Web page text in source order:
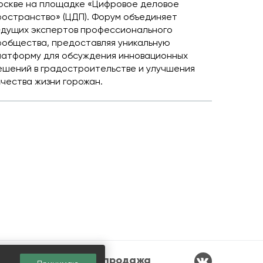
на площадке «Цифровое деловое
(ЦДП). Форум объединяет
экспертов профессионального
предоставляя уникальную
для обсуждения инновационных
в градостроительстве и улучшения
жизни горожан.
Аренда и продажа